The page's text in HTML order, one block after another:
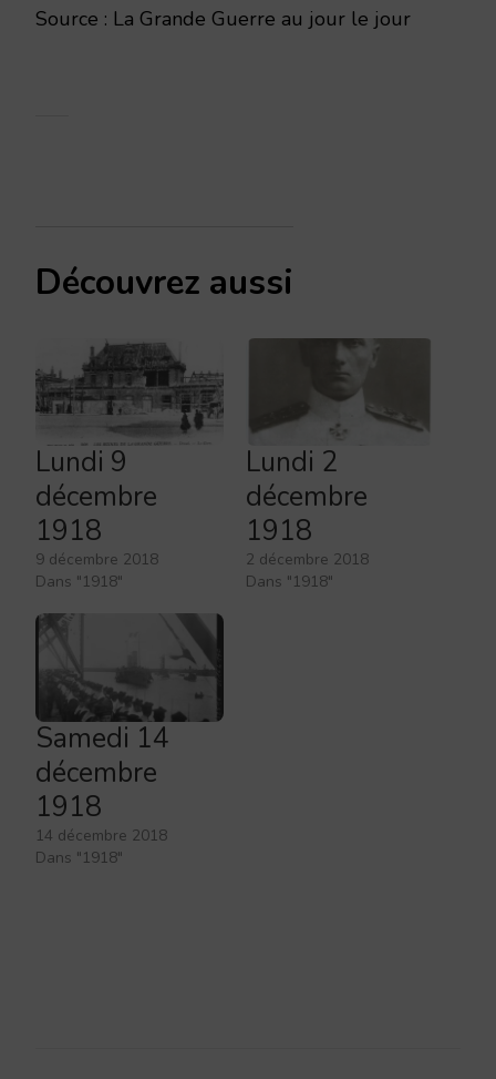
Source : La Grande Guerre au jour le jour
Découvrez aussi
Lundi 9
décembre
1918
9 décembre 2018
Dans "1918"
Lundi 2
décembre
1918
2 décembre 2018
Dans "1918"
Samedi 14
décembre
1918
14 décembre 2018
Dans "1918"